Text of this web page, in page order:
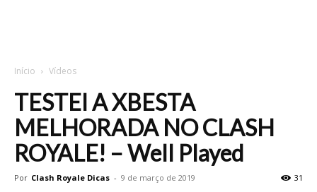
Início Vídeos
TESTEI A XBESTA
MELHORADA NO CLASH
ROYALE! – Well Played
Por Clash Royale Dicas - 9 de março de 2019 31